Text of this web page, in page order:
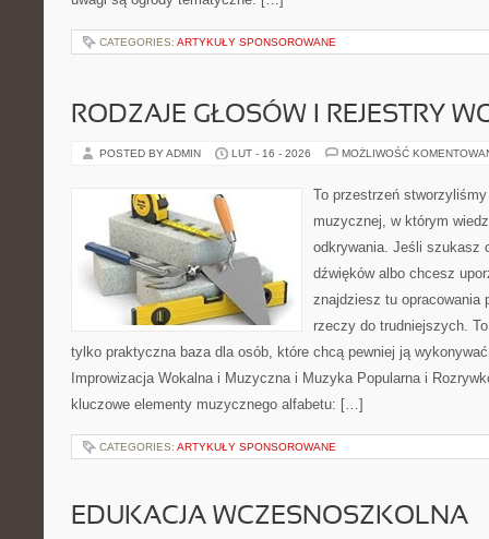
CATEGORIES: ARTYKUŁY SPONSOROWANE
RODZAJE GŁOSÓW I REJESTRY
POSTED BY ADMIN LUT - 16 - 2026 MOŻLIWOŚĆ
To przestrzeń
muzycznej, w którym
odkrywania. Jeśli szukasz
dźwięków albo chcesz
znajdziesz tu opracowania
rzeczy do trudniejszych.
tylko praktyczna baza dla osób, które chcą pewniej ją
Improwizacja Wokalna i Muzyczna i Muzyka Popularna i
kluczowe elementy muzycznego alfabetu: […]
CATEGORIES: ARTYKUŁY SPONSOROWANE
EDUKACJA WCZESNOSZKOLNA